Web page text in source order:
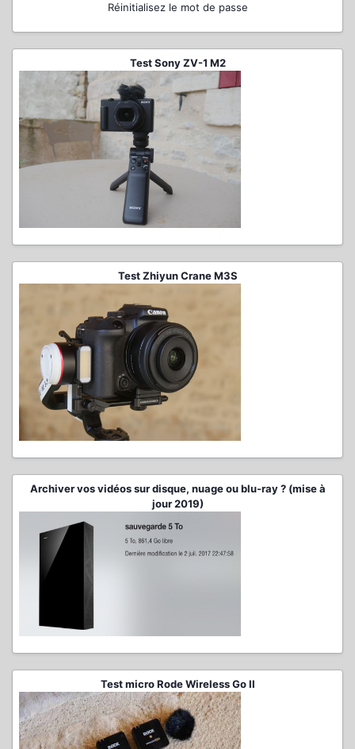
Réinitialisez le mot de passe
Test Sony ZV-1 M2
Test Zhiyun Crane M3S
Archiver vos vidéos sur disque, nuage ou blu-ray ? (mise à
jour 2019)
Test micro Rode Wireless Go II